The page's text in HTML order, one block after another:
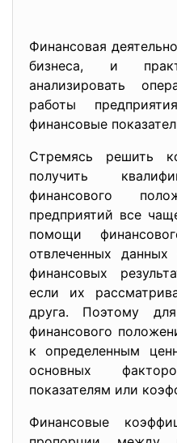
Финансовая
бизнеса, и
анализировать
работы
финансовые
Стремясь решить
получить
финансового
предприятий все
помощи
отвлеченных
финансовых
если их
друга. Поэтому
финансового
к определенным
основных
показателям или
Финансовые